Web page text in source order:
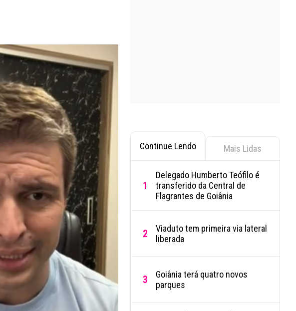
Continue Lendo Mais Lidas
1
Delegado Humberto Teófilo é
transferido da Central de
Flagrantes de Goiânia
2
Viaduto tem primeira via lateral
liberada
3
Goiânia terá quatro novos
parques